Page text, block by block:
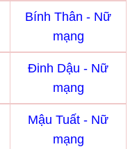
Bính Thân - Nữ
mạng
Đinh Dậu - Nữ
mạng
Mậu Tuất - Nữ
mạng